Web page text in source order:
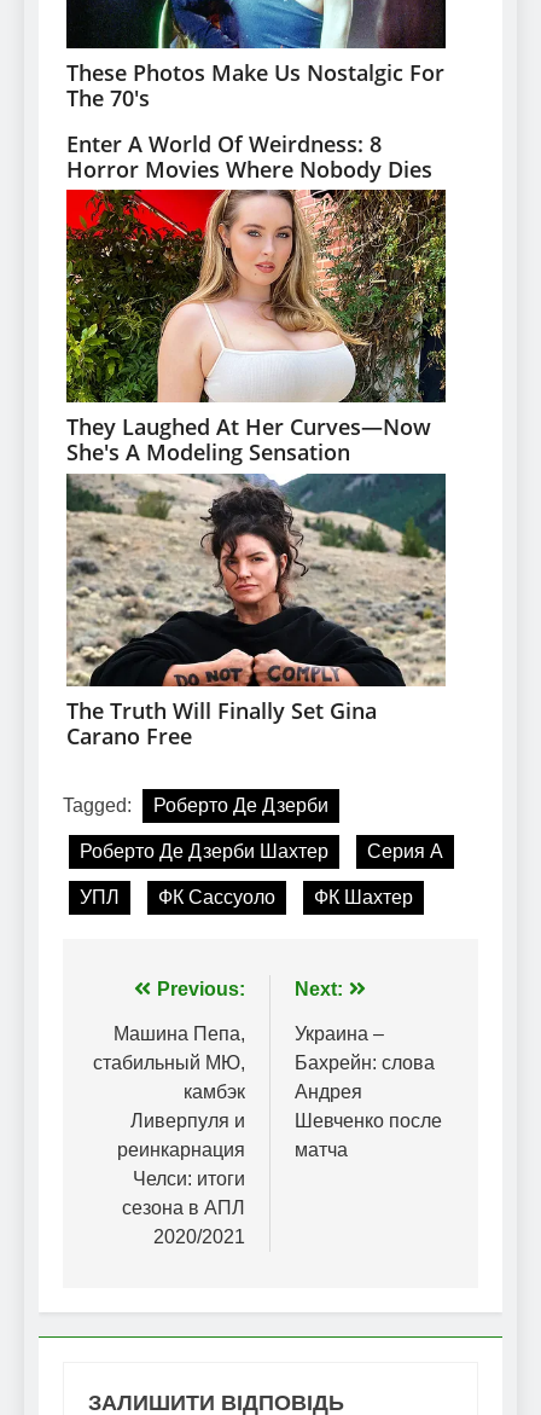
Tagged: Роберто Де Дзерби
Роберто Де Дзерби Шахтер Серия А
УПЛ ФК Сассуоло ФК Шахтер
Навігація
записів
Previous:
Машина Пепа,
стабильный МЮ,
камбэк
Ливерпуля и
реинкарнация
Челси: итоги
сезона в АПЛ
2020/2021
Next:
Украина –
Бахрейн: слова
Андрея
Шевченко после
матча
ЗАЛИШИТИ ВІДПОВІДЬ